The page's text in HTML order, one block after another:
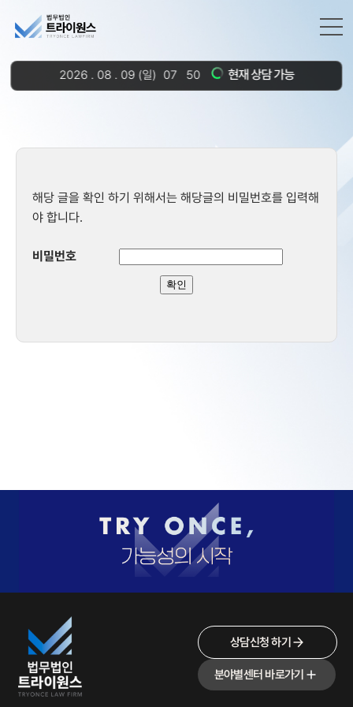
2026 . 08 . 09 (일) 07 50 현재 상담 가능
해당 글을 확인 하기 위해서는 해당글의 비밀번호를 입력해
야 합니다.
비밀번호
상담신청 하기
분야별센터 바로가기